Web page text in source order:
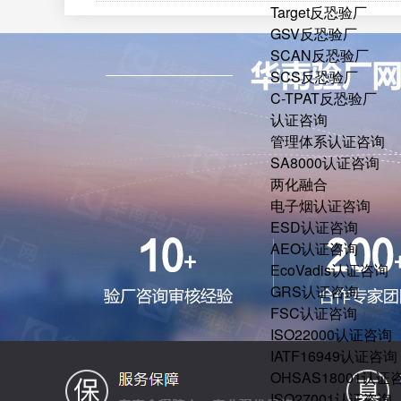
Target反恐验厂
GSV反恐验厂
SCAN反恐验厂
SCS反恐验厂
C-TPAT反恐验厂
认证咨询
管理体系认证咨询
SA8000认证咨询
两化融合
电子烟认证咨询
ESD认证咨询
AEO认证咨询
EcoVadis认证咨询
GRS认证咨询
FSC认证咨询
ISO22000认证咨询
IATF16949认证咨询
OHSAS18001认证